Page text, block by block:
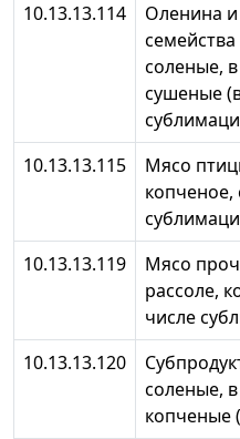
10.13.13.114
Оленина
соленые,
сушеные
10.13.13.115
Мясо
копченое,
10.13.13.119
Мясо
рассоле,
числе
10.13.13.120
соленые,
копченые